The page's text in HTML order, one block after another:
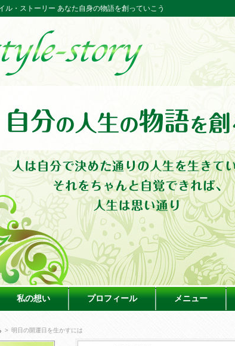
ル・ストーリー あなた自身の物語を創っていこう
私の想い プロフィール メニュー
> 明日の開運日を生かすには